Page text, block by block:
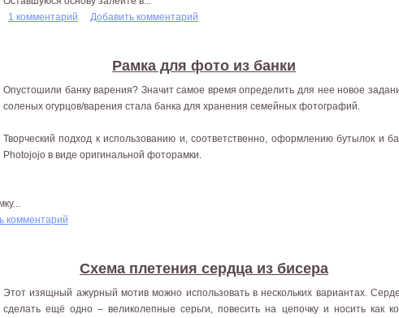
1 комментарий
Добавить комментарий
Рамка для фото из банки
Опустошили банку варения? Значит самое время определить для нее новое
соленых огурцов/варения стала банка для хранения семейных фотографий.
Творческий подход к использованию и, соответственно, оформлению бутылок и
Photojojo в виде оригинальной фоторамки.
комментарий
Схема плетения сердца из бисера
Этот изящный ажурный мотив можно использовать в нескольких вариантах.
сделать ещё одно – великолепные серьги, повесить на цепочку и носить как